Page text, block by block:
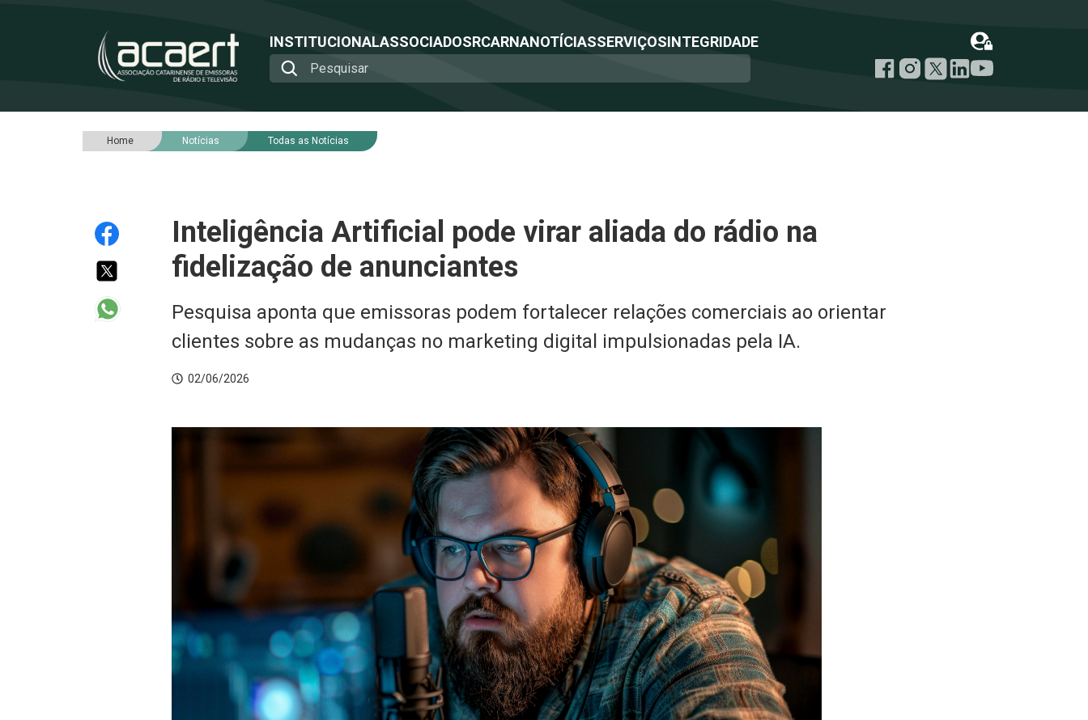
INSTITUCIONALASSOCIADOSRCARNANOTÍCIASSERVIÇOSINTEGRIDADE
Home Notícias Todas as Notícias
Inteligência Artificial pode virar aliada do rádio na
fidelização de anunciantes
Pesquisa aponta que emissoras podem fortalecer relações comerciais ao orientar
clientes sobre as mudanças no marketing digital impulsionadas pela IA.
02/06/2026